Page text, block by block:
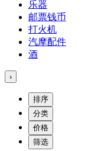
乐器
邮票钱币
打火机
汽摩配件
酒
›
排序
分类
价格
筛选